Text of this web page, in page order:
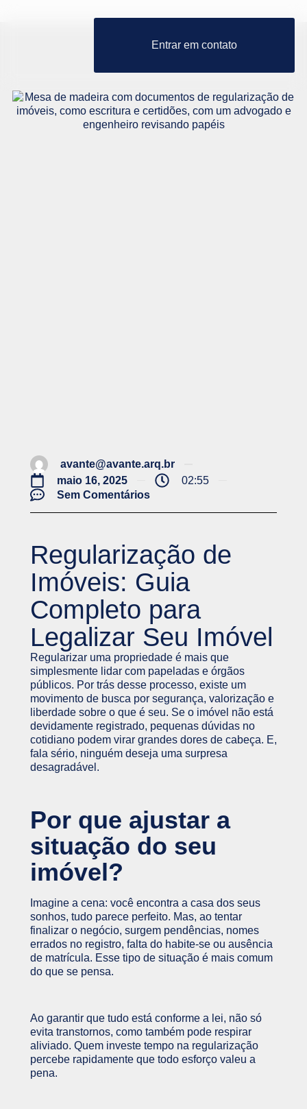
Entrar em contato
avante@avante.arq.br
maio 16, 2025
02:55
Sem Comentários
Regularização de
Imóveis: Guia
Completo para
Legalizar Seu Imóvel
Regularizar uma propriedade é mais que
simplesmente lidar com papeladas e órgãos
públicos. Por trás desse processo, existe um
movimento de busca por segurança, valorização e
liberdade sobre o que é seu. Se o imóvel não está
devidamente registrado, pequenas dúvidas no
cotidiano podem virar grandes dores de cabeça. E,
fala sério, ninguém deseja uma surpresa
desagradável.
Por que ajustar a
situação do seu
imóvel?
Imagine a cena: você encontra a casa dos seus
sonhos, tudo parece perfeito. Mas, ao tentar
finalizar o negócio, surgem pendências, nomes
errados no registro, falta do habite-se ou ausência
de matrícula. Esse tipo de situação é mais comum
do que se pensa.
Ao garantir que tudo está conforme a lei, não só
evita transtornos, como também pode respirar
aliviado. Quem investe tempo na regularização
percebe rapidamente que todo esforço valeu a
pena.